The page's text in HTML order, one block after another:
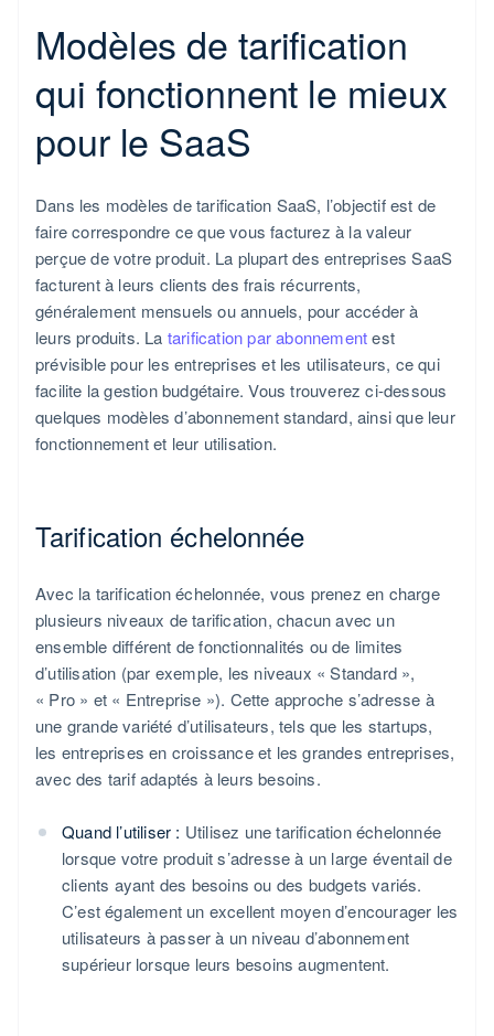
Modèles de tarification
qui fonctionnent le mieux
pour le SaaS
Dans les modèles de tarification SaaS, l’objectif est de
faire correspondre ce que vous facturez à la valeur
perçue de votre produit. La plupart des entreprises SaaS
facturent à leurs clients des frais récurrents,
généralement mensuels ou annuels, pour accéder à
leurs produits. La tarification par abonnementest
prévisible pour les entreprises et les utilisateurs, ce qui
facilite la gestion budgétaire. Vous trouverez ci-dessous
quelques modèles d’abonnement standard, ainsi que leur
fonctionnement et leur utilisation.
Tarification échelonnée
Avec la tarification échelonnée, vous prenez en charge
plusieurs niveaux de tarification, chacun avec un
ensemble différent de fonctionnalités ou de limites
d’utilisation (par exemple, les niveaux « Standard »,
« Pro » et « Entreprise »). Cette approche s’adresse à
une grande variété d’utilisateurs, tels que les startups,
les entreprises en croissance et les grandes entreprises,
avec des tarif adaptés à leurs besoins.
Quand l’utiliser : Utilisez une tarification échelonnée
lorsque votre produit s’adresse à un large éventail de
clients ayant des besoins ou des budgets variés.
C’est également un excellent moyen d’encourager les
utilisateurs à passer à un niveau d’abonnement
supérieur lorsque leurs besoins augmentent.